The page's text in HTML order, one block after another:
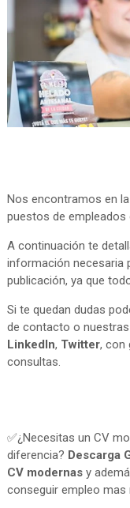
Nos encontramos en
puestos de empleados
A continuación te
información necesaria
publicación, ya que
Si te quedan dudas
de contacto o
LinkedIn, Twitter, con
consultas.
✅¿Necesitas un CV
diferencia? Descarga
CV modernasy
conseguir empleo mas